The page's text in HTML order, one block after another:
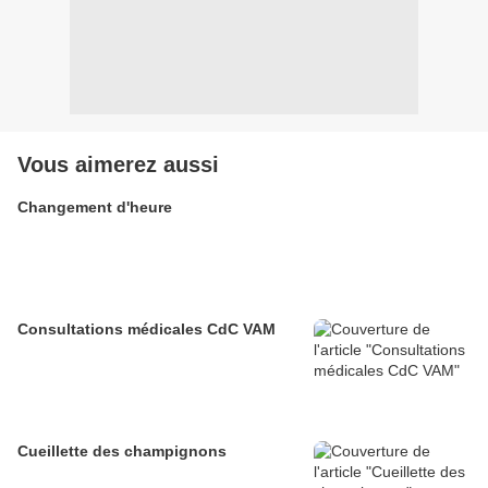
Vous aimerez aussi
Changement d'heure
Consultations médicales CdC VAM
Cueillette des champignons